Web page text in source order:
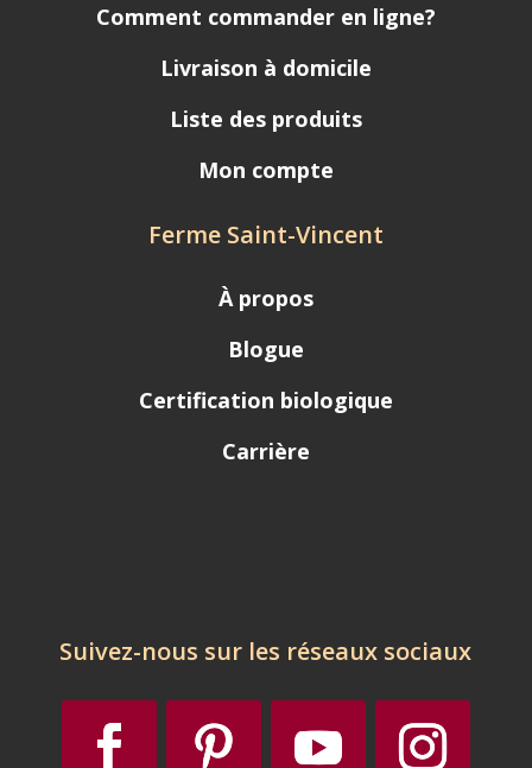
Comment commander en ligne?
Livraison à domicile
Liste des produits
Mon compte
Ferme Saint-Vincent
À propos
Blogue
Certification biologique
Carrière
Suivez-nous sur les réseaux sociaux